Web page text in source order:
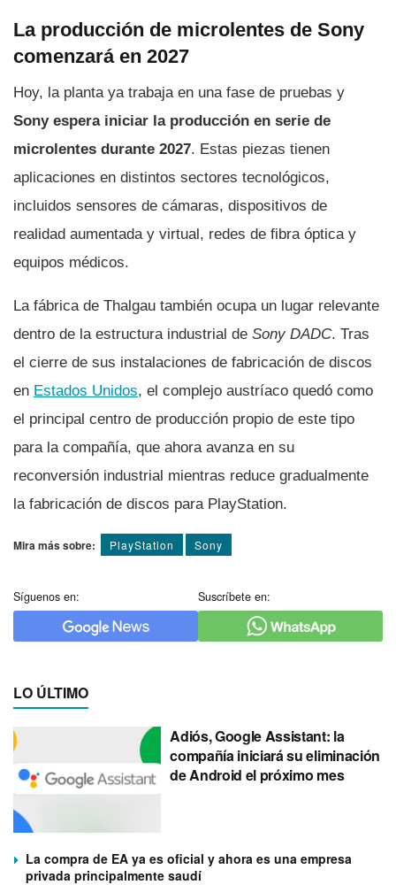
La producción de microlentes de Sony
comenzará en 2027
Hoy, la planta ya trabaja en una fase de pruebas y
Sony espera iniciar la producción en serie de
microlentes durante 2027. Estas piezas tienen
aplicaciones en distintos sectores tecnológicos,
incluidos sensores de cámaras, dispositivos de
realidad aumentada y virtual, redes de fibra óptica y
equipos médicos.
La fábrica de Thalgau también ocupa un lugar relevante
dentro de la estructura industrial de Sony DADC. Tras
el cierre de sus instalaciones de fabricación de discos
en Estados Unidos, el complejo austríaco quedó como
el principal centro de producción propio de este tipo
para la compañía, que ahora avanza en su
reconversión industrial mientras reduce gradualmente
la fabricación de discos para PlayStation.
Mira más sobre: PlayStation Sony
Síguenos en: Suscríbete en:
LO ÚLTIMO
Adiós, Google Assistant: la
compañía iniciará su eliminación
de Android el próximo mes
La compra de EA ya es oficial y ahora es una empresa
privada principalmente saudí